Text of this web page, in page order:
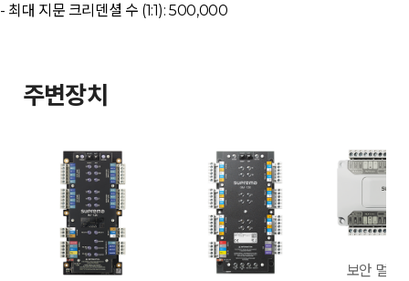
- 최대 지문 크리덴셜 수 (1:1): 500,000
주변장치
보안 멀티